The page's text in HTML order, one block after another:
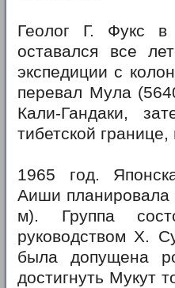
Геолог Г. Фукс в
оставался все
экспедиции с
перевал Мула
Кали-Гандаки,
тибетской
1965 год.
Аиши планировала
м). Группа
руководством X.
была допущена
достигнуть Мукут